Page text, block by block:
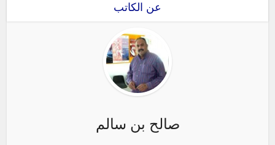
عن الكاتب
صالح بن سالم